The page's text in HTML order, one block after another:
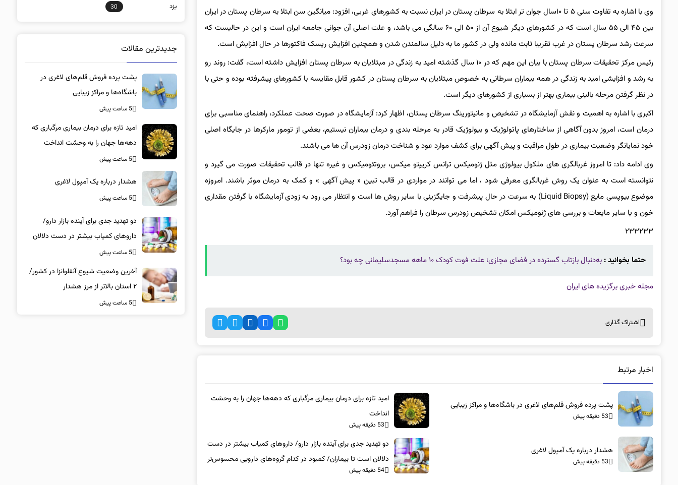
وی با اشاره به تفاوت سنی ۵ تا ۱۰سال جوان تر ابتلا به سرطان پستان در ایران نسبت به کشورهای غربی، افزود: میانگین سن ابتلا به سرطان پستان در ایران
بین ۴۵ الی ۵۵ سال است که در کشورهای دیگر شیوع آن از ۵۰ الی ۶۰ سالگی می باشد، و علت اصلی آن جوانی جامعه ایران است و این در حالیست که
سرعت رشد سرطان پستان در غرب تقریبا ثابت مانده ولی در کشور ما به دلیل سالمندن شدن و همچنین افزایش ریسک فاکتورها در حال افزایش است.
رئیس مرکز تحقیقات سرطان پستان با بیان این مهم که در ۱۰ سال گذشته امید به زندگی در مبتلایان به سرطان پستان افزایش داشته است، گفت: روند رو
به رشد و افزایشی امید به زندگی در همه بیماران سرطانی به خصوص مبتلایان به سرطان پستان در کشور قابل مقایسه با کشورهای پیشرفته بوده و حتی با
در نظر گرفتن مرحله بالینی بیماری بهتر از بسیاری از کشورهای دیگر است.
اکبری با اشاره به اهمیت و نقش آزمایشگاه در تشخیص و مانیتورینگ سرطان پستان، اظهار کرد: آزمایشگاه در صورت صحت عملکرد، راهنمای مناسبی برای
درمان است، امروز بدون آگاهی از ساختارهای پاتولوژیک و بیولوژیک قادر به مرحله بندی و درمان بیماران نیستیم، بعضی از تومور مارکرها در جایگاه اصلی
خود نمایانگر وضعیت بیماری در طول مراقبت و پیش آگهی برای کشف موارد عود و شناخت درمان زودرس آن ها می باشند.
وی ادامه داد: تا امروز غربالگری های ملکول بیولوژی مثل ژنومیکس ترانس کریپتو میکس، بروتئومیکس و غیره تنها در قالب تحقیقات صورت می گیرد و
نتوانسته است به عنوان یک روش غربالگری معرفی شود ، اما می توانند در مواردی در قالب تبین « پیش آگهی » و کمک به درمان موثر باشند. امروزه
موضوع بیوپسی مایع (Liquid Biopsy) به سرعت در حال پیشرفت و جایگزینی با سایر روش ها است و انتظار می رود به زودی آزمایشگاه با گرفتن مقداری
خون و یا سایر مایعات و بررسی های ژنومیکس امکان تشخیص زودرس سرطان را فراهم آورد.
۲۳۳۲۳۳
حتما بخوانید : به‌دنبال بازتاب گسترده در فضای مجازی؛ علت فوت کودک ۱۰ ماهه مسجدسلیمانی چه بود؟
مجله خبری برگزیده های ایران
اشتراک گذاری
اخبار مرتبط
پشت پرده فروش قلم‌های لاغری در باشگاه‌ها و مراکز زیبایی
53 دقیقه پیش
امید تازه برای درمان بیماری مرگباری که دهه‌ها جهان را به وحشت
انداخت
53 دقیقه پیش
هشدار درباره یک آمپول لاغری
53 دقیقه پیش
دو تهدید جدی برای آینده بازار دارو/ داروهای کمیاب بیشتر در دست
دلالان است تا بیماران/ کمبود در کدام گروه‌های دارویی محسوس‌تر
است؟
54 دقیقه پیش
یزد 30
جدیدترین مقالات
پشت پرده فروش قلم‌های لاغری در
باشگاه‌ها و مراکز زیبایی
5 ساعت پیش
امید تازه برای درمان بیماری مرگباری که
دهه‌ها جهان را به وحشت انداخت
5 ساعت پیش
هشدار درباره یک آمپول لاغری
5 ساعت پیش
دو تهدید جدی برای آینده بازار دارو/
داروهای کمیاب بیشتر در دست دلالان
است تا بیماران/ کمبود در کدام گروه‌های
دارویی محسوس‌تر است؟
5 ساعت پیش
آخرین وضعیت شیوع آنفلوانزا در کشور/
۲ استان بالاتر از مرز هشدار
5 ساعت پیش